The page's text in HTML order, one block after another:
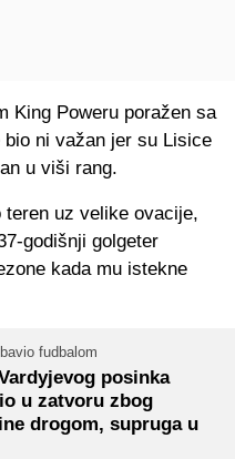
King Poweru poražen sa
ni važan jer su Lisice
u viši rang.
teren uz velike ovacije,
godišnji golgeter
kada mu istekne
fudbalom
posinka
u zatvoru zbog
drogom, supruga u